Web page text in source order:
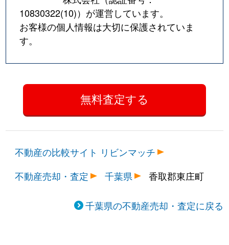
10830322(10)）が運営しています。
お客様の個人情報は大切に保護されていま
す。
不動産の比較サイト リビンマッチ
不動産売却・査定
千葉県 香取郡東庄町
千葉県の不動産売却・査定に戻る